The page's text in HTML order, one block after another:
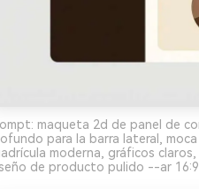
maqueta 2d de panel de
para la barra lateral,
moderna, gráficos
de producto pulido --ar 16:9